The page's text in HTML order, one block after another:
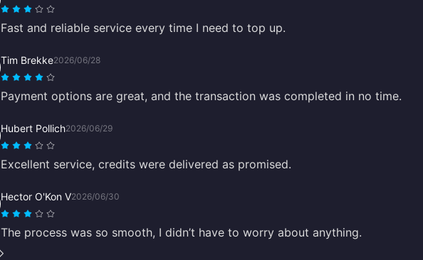
Fast and reliable service every time I need to top up.
Tim Brekke2026/06/28
Payment options are great, and the transaction was completed in no time.
Hubert Pollich2026/06/29
Excellent service, credits were delivered as promised.
Hector O'Kon V2026/06/30
The process was so smooth, I didn’t have to worry about anything.